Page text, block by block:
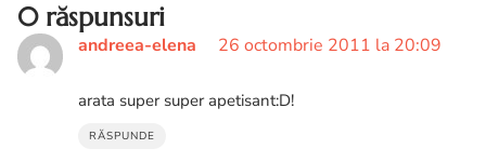
0 răspunsuri
andreea-elena 26 octombrie 2011 la 20:09
arata super super apetisant:D!
RĂSPUNDE